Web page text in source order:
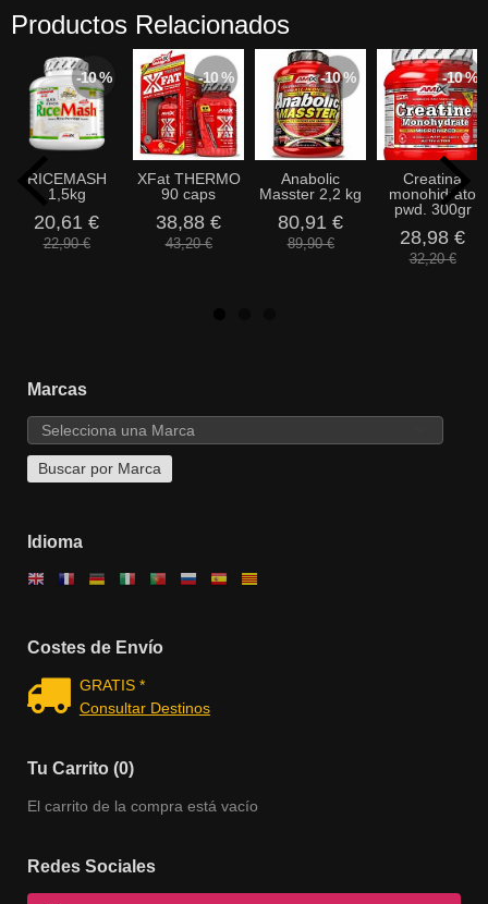
Marcas
Idioma
Costes de Envío
GRATIS *
Consultar Destinos
Tu Carrito (0)
El carrito de la compra está vacío
Redes Sociales
Productos Relacionados
-10 %
RICEMASH
1,5kg
20,61 €
22,90 €
-10 %
XFat THERMO
90 caps
38,88 €
43,20 €
-10 %
Anabolic
Masster 2,2 kg
80,91 €
89,90 €
-10 %
Creatina
monohidrato
pwd. 300gr
28,98 €
32,20 €